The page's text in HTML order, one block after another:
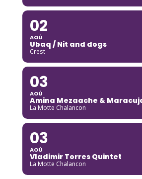
02
AOÛ
Ubaq / Nit and dogs
Crest
03
AOÛ
Amina Mezaache &
La Motte Chalancon
03
AOÛ
Vladimir Torres Quintet
La Motte Chalancon